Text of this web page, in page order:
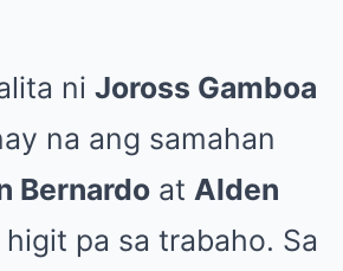
ni Joross Gamboa
na ang samahan
Bernardo at Alden
higit pa sa trabaho. Sa